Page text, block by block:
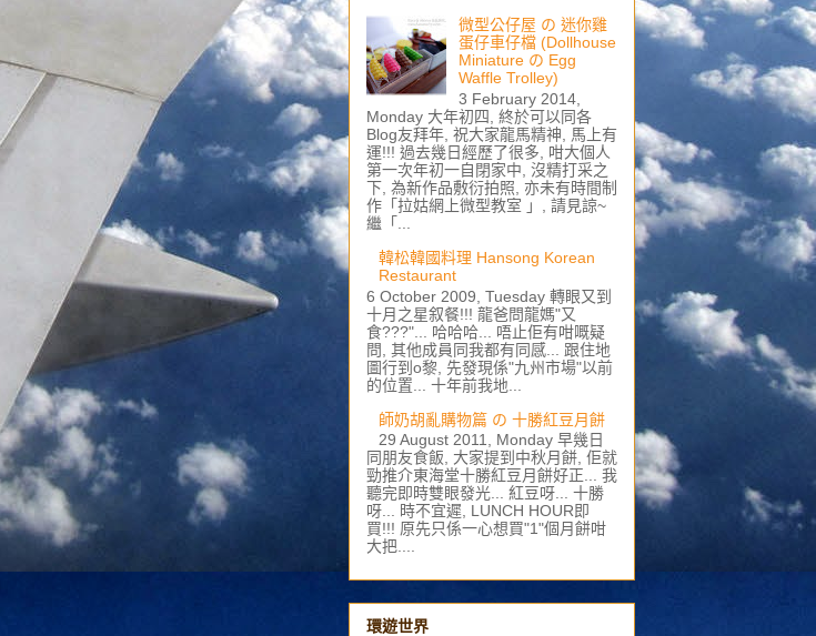
微型公仔屋 の 迷你雞
蛋仔車仔檔 (Dollhouse
Miniature の Egg
Waffle Trolley)
3 February 2014,
Monday 大年初四, 終於可以同各
Blog友拜年, 祝大家龍馬精神, 馬上有
運!!! 過去幾日經歷了很多, 咁大個人
第一次年初一自閉家中, 沒精打采之
下, 為新作品敷衍拍照, 亦未有時間制
作「拉姑網上微型教室 」, 請見諒~
繼「...
韓松韓國料理 Hansong Korean
Restaurant
6 October 2009, Tuesday 轉眼又到
十月之星叙餐!!! 龍爸問龍媽"又
食???"... 哈哈哈... 唔止佢有咁嘅疑
問, 其他成員同我都有同感... 跟住地
圖行到o黎, 先發現係"九州市場"以前
的位置... 十年前我地...
師奶胡亂購物篇 の 十勝紅豆月餅
29 August 2011, Monday 早幾日
同朋友食飯, 大家提到中秋月餅, 佢就
勁推介東海堂十勝紅豆月餅好正... 我
聽完即時雙眼發光... 紅豆呀... 十勝
呀... 時不宜遲, LUNCH HOUR即
買!!! 原先只係一心想買"1"個月餅咁
大把....
環遊世界